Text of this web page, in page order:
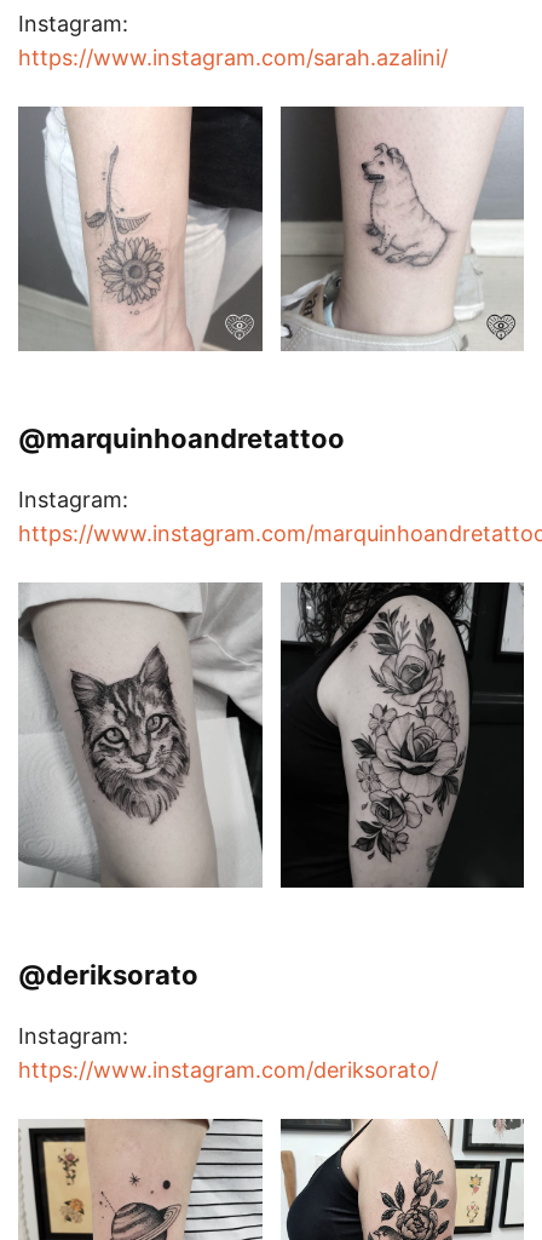
Instagram:
https://www.instagram.com/sarah.azalini/
@marquinhoandretattoo
Instagram:
https://www.instagram.com/
@deriksorato
Instagram:
https://www.instagram.com/deriksorato/